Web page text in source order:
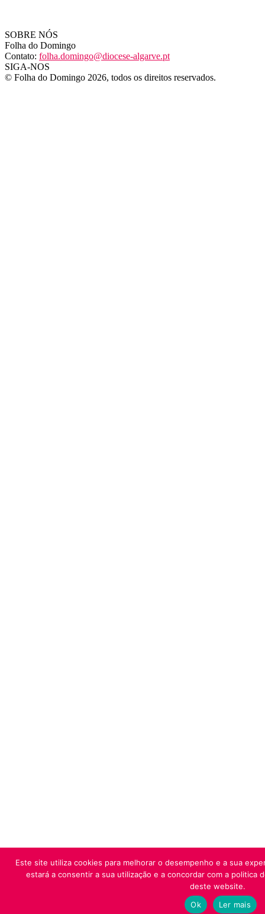
SOBRE NÓS
Folha do Domingo
Contato: folha.domingo@diocese-algarve.pt
SIGA-NOS
© Folha do Domingo 2026, todos os direitos reservados.
Este site utiliza cookies para melhorar o desempenho e a sua
estará a consentir a sua utilização e a concordar com a politica
deste website.
Ok
Ler mais